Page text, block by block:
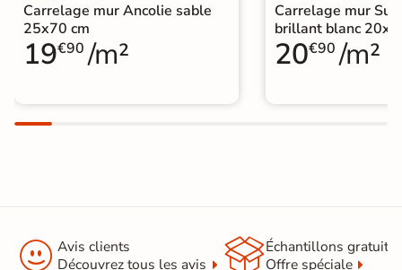
Carrelage mur Ancolie sable
25x70 cm
19€90 /m²
Carrelage mur
brillant blanc
20€90 /m²
 Avis clients
Découvrez tous les avis
Échantillons gratuit
Offre spéciale